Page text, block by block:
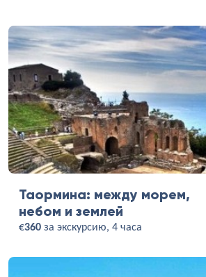
Таормина: между морем,
небом и землей
€360 за экскурсию, 4 часа